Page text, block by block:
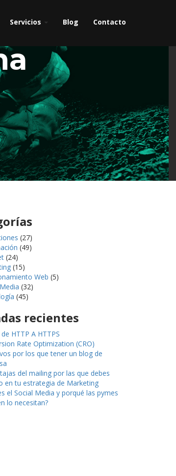
Servicios Blog Contacto
(27)
(49)
(24)
(15)
Web (5)
(32)
(45)
recientes
HTTP A HTTPS
Rate Optimization (CRO)
por los que tener un blog de
del mailing por las que debes
en tu estrategia de Marketing
el Social Media y porqué las pymes
lo necesitan?